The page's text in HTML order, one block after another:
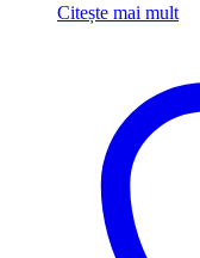
Citește mai mult